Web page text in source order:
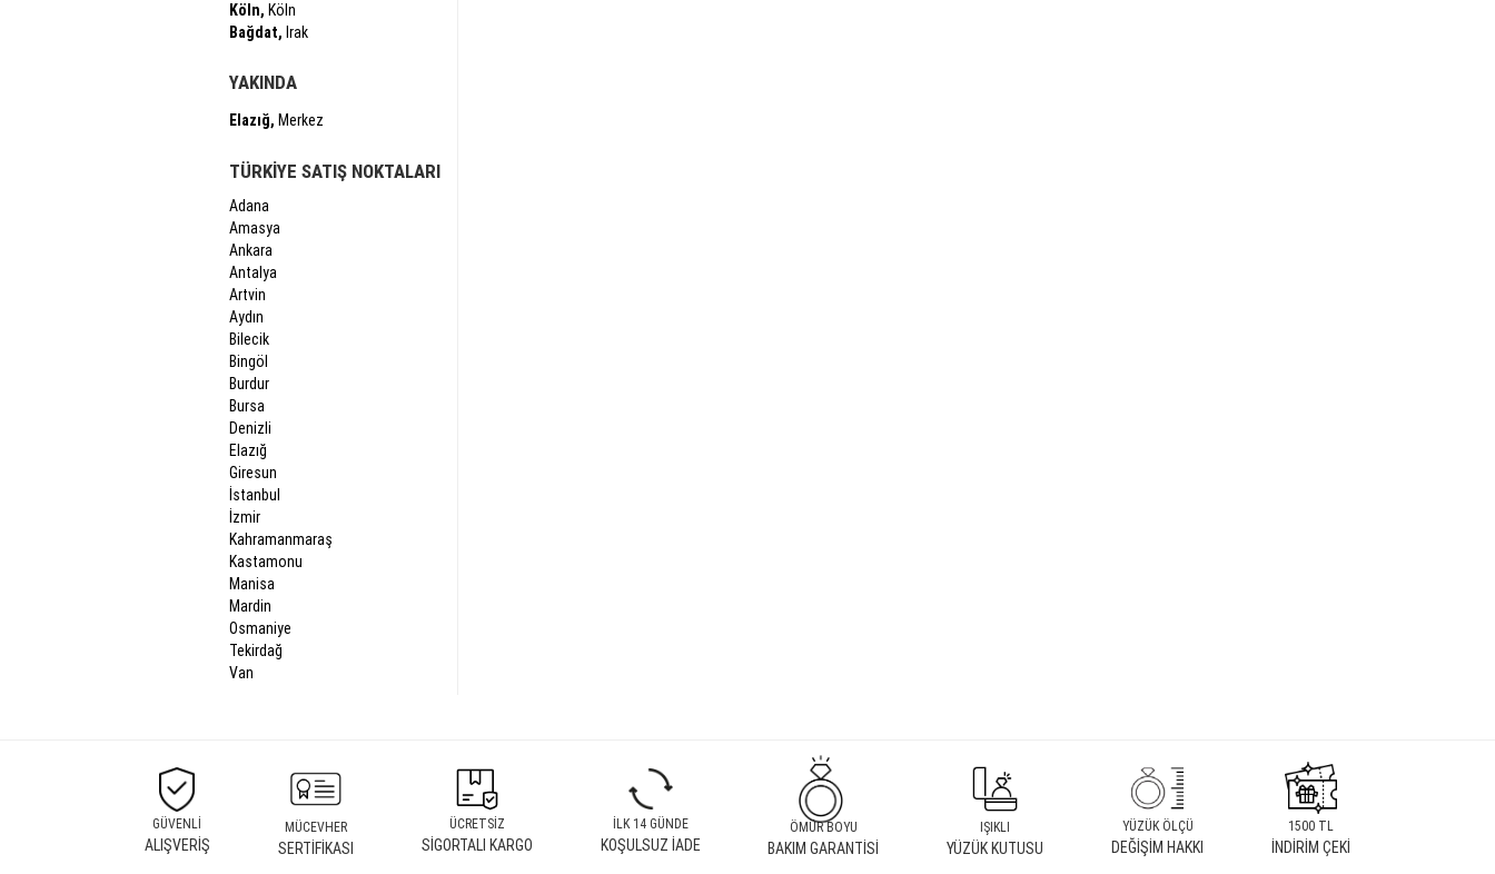
Köln, Köln
Bağdat, Irak
YAKINDA
Elazığ, Merkez
TÜRKİYE SATIŞ NOKTALARI
Adana
Amasya
Ankara
Antalya
Artvin
Aydın
Bilecik
Bingöl
Burdur
Bursa
Denizli
Elazığ
Giresun
İstanbul
İzmir
Kahramanmaraş
Kastamonu
Manisa
Mardin
Osmaniye
Tekirdağ
Van
GÜVENLİ
ALIŞVERİŞ
MÜCEVHER
SERTİFİKASI
ÜCRETSİZ
SİGORTALI KARGO
İLK 14 GÜNDE
KOŞULSUZ İADE
ÖMÜR BOYU
BAKIM GARANTİSİ
IŞIKLI
YÜZÜK KUTUSU
YÜZÜK ÖLÇÜ
DEĞİŞİM HAKKI
1500 TL
İNDİRİM ÇEKİ